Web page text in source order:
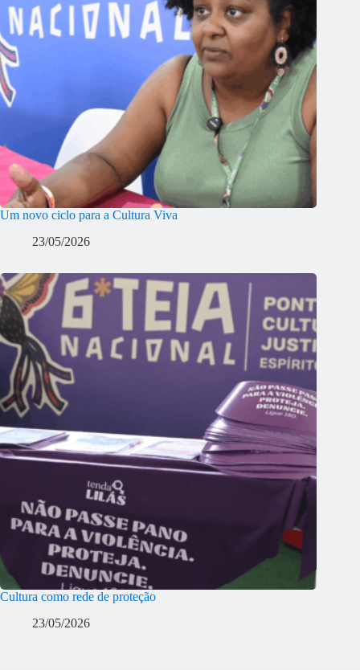
Um novo ciclo para a Cultura Viva
23/05/2026
Cultura como rede de proteção
23/05/2026